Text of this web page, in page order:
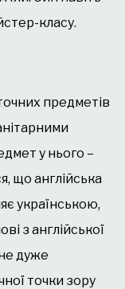
класу.
предметів
у нього –
що англійська
українською,
з англійської
дуже
точки зору